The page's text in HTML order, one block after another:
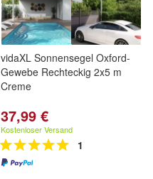
vidaXL Sonnensegel Oxford-
Gewebe Rechteckig 2x5 m
Creme
37,99 €
Kostenloser Versand
1